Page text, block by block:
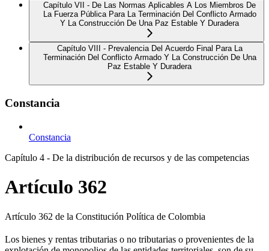
Capítulo VII - De Las Normas Aplicables A Los Miembros De
La Fuerza Pública Para La Terminación Del Conflicto Armado
Y La Construcción De Una Paz Estable Y Duradera
Capítulo VIII - Prevalencia Del Acuerdo Final Para La
Terminación Del Conflicto Armado Y La Construcción De Una
Paz Estable Y Duradera
Constancia
Constancia
Capítulo 4 - De la distribución de recursos y de las competencias
Artículo 362
Artículo 362 de la Constitución Política de Colombia
Los bienes y rentas tributarias o no tributarias o provenientes de la